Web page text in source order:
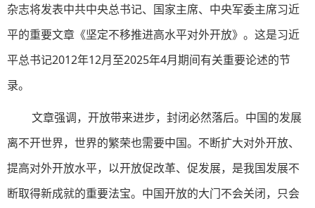
杂志将发表中共中央总书记、国家主席、中央军委主席习近
平的重要文章《坚定不移推进高水平对外开放》。这是习近
平总书记2012年12月至2025年4月期间有关重要论述的节
录。
文章强调，开放带来进步，封闭必然落后。中国的发展
离不开世界，世界的繁荣也需要中国。不断扩大对外开放、
提高对外开放水平，以开放促改革、促发展，是我国发展不
断取得新成就的重要法宝。中国开放的大门不会关闭，只会